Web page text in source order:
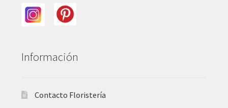
Información
Contacto Floristería